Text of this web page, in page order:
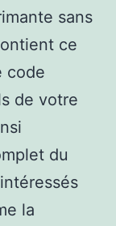
sans
ce
code
de votre
du
la